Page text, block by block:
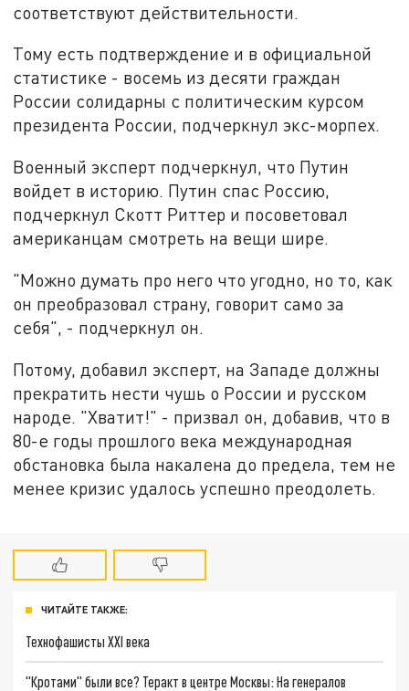
соответствуют действительности.
Тому есть подтверждение и в официальной
статистике - восемь из десяти граждан
России солидарны с политическим курсом
президента России, подчеркнул экс-морпех.
Военный эксперт подчеркнул, что Путин
войдет в историю. Путин спас Россию,
подчеркнул Скотт Риттер и посоветовал
американцам смотреть на вещи шире.
"Можно думать про него что угодно, но то, как
он преобразовал страну, говорит само за
себя", - подчеркнул он.
Потому, добавил эксперт, на Западе должны
прекратить нести чушь о России и русском
народе. "Хватит!" - призвал он, добавив, что в
80-е годы прошлого века международная
обстановка была накалена до предела, тем не
менее кризис удалось успешно преодолеть.
ЧИТАЙТЕ ТАКЖЕ:
Технофашисты XXI века
"Кротами" были все? Теракт в центре Москвы: На генералов